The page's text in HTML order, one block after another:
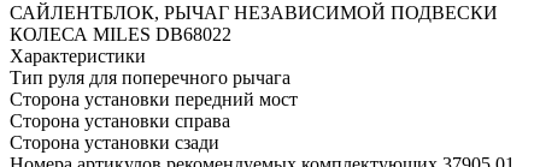
САЙЛЕНТБЛОК, РЫЧАГ НЕЗАВИСИМОЙ ПОДВЕСКИ
КОЛЕСА MILES DB68022
Характеристики
Тип руля для поперечного рычага
Сторона установки передний мост
Сторона установки справа
Сторона установки сзади